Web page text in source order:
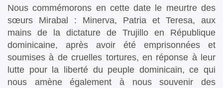
Nous commémorons en cette date le meurtre des
sœurs Mirabal : Minerva, Patria et Teresa, aux
mains de la dictature de Trujillo en République
dominicaine, après avoir été emprisonnées et
soumises à de cruelles tortures, en réponse à leur
lutte pour la liberté du peuple dominicain, ce qui
nous amène également à nous souvenir des